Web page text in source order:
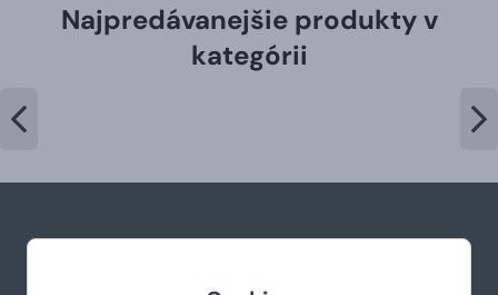
Najpredávanejšie produkty v
kategórii